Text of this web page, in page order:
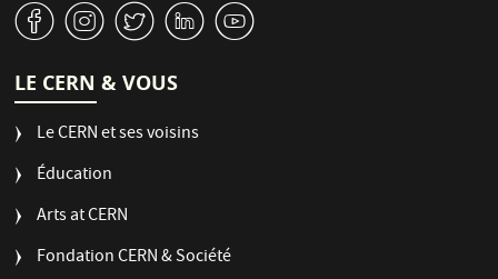
v J W M 1
LE CERN & VOUS
Le CERN et ses voisins
Éducation
Arts at CERN
Fondation CERN & Société